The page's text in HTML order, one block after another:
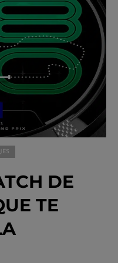
DE
TE